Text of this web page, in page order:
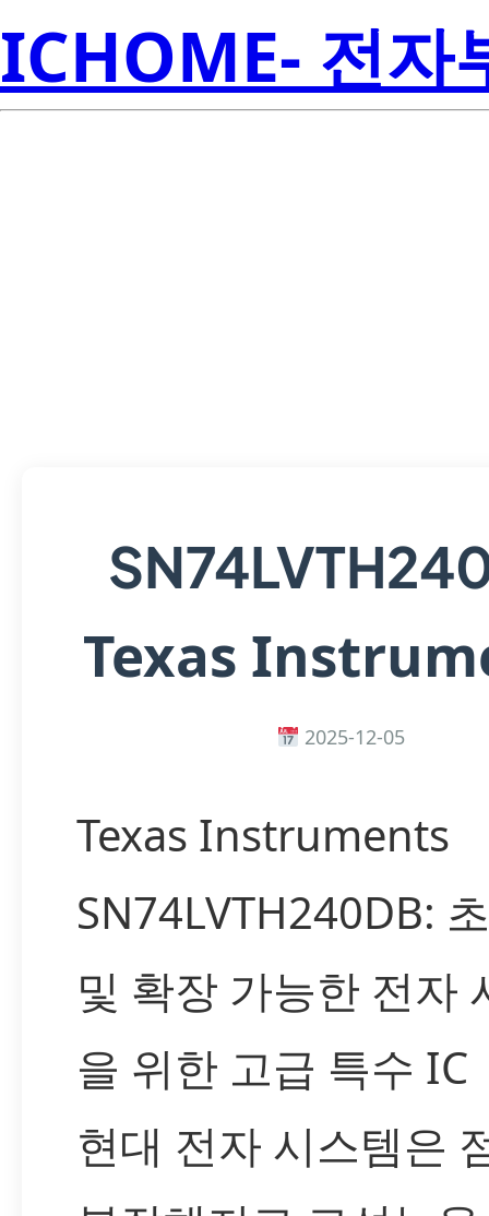
ICHOME- 전자
Texas
2025-12-05
Texas Instruments
SN74LVTH240DB:
및 확장 가능한 전자
을 위한 고급 특수 IC
현대 전자 시스템은